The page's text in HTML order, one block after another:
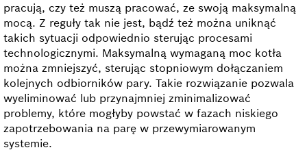
pracują, czy też muszą pracować, ze swoją maksymalną
mocą. Z reguły tak nie jest, bądź też można uniknąć
takich sytuacji odpowiednio sterując procesami
technologicznymi. Maksymalną wymaganą moc kotła
można zmniejszyć, sterując stopniowym dołączaniem
kolejnych odbiorników pary. Takie rozwiązanie pozwala
wyeliminować lub przynajmniej zminimalizować
problemy, które mogłyby powstać w fazach niskiego
zapotrzebowania na parę w przewymiarowanym
systemie.